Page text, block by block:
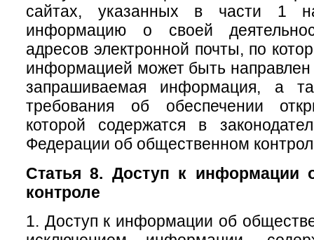
сайтах, указанных в части 1
информацию о своей
адресов электронной почты, по
информацией может быть направлен
запрашиваемая информация, а
требования об обеспечении
которой содержатся в
Федерации об общественном
Статья 8. Доступ к информации
контроле
1. Доступ к информации об